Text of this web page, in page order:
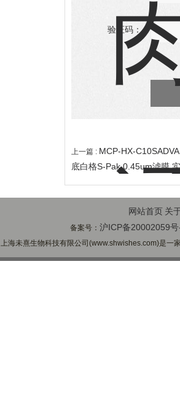
验证码：
上一篇 : MCP-HX-
底白格S-Pak 0.45um​滤膜
网站首页 关
备案号：沪ICP备20002059
上海未熹生物科技有限公司(www.shwishes.com)是一